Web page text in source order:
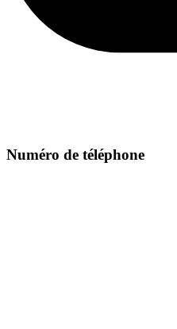
Numéro de téléphone